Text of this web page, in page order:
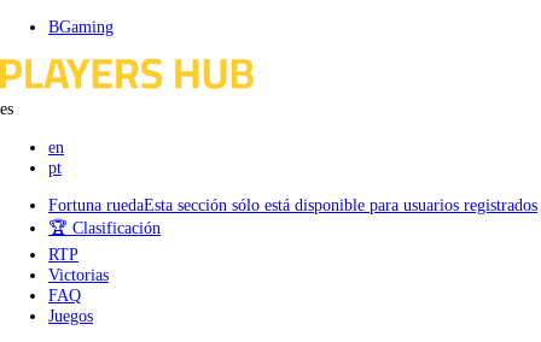
content
BGaming
es
en
pt
Fortuna ruedaEsta sección sólo está disponible para usuarios registrados
🏆 Clasificación
RTP
Victorias
FAQ
Juegos